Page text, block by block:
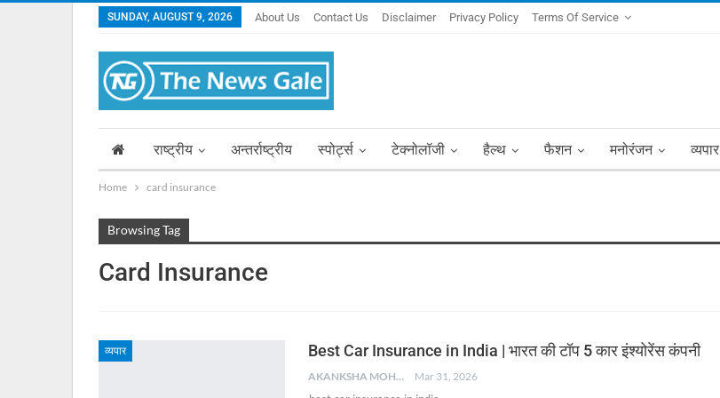
SUNDAY, AUGUST 9, 2026 About Us Contact Us Disclaimer Privacy Policy Terms Of Service
राष्ट्रीय अन्तर्राष्ट्रीय स्पोर्ट्स टेक्नोलॉजी हैल्थ फैशन मनोरंजन व्यपार
Home card insurance
Browsing Tag
Card Insurance
व्यपार Best Car Insurance in India | भारत की टॉप 5 कार इंश्योरेंस कंपनी
AKANKSHA MOHAN Mar 31, 2026